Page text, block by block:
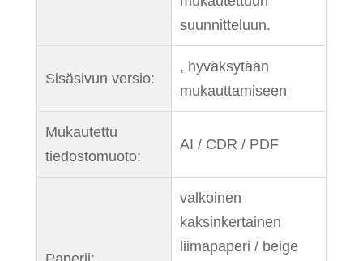
suunnitteluun.
Sisäsivun versio:
, hyväksytään
mukauttamiseen
Mukautettu
tiedostomuoto:
AI / CDR / PDF
valkoinen
kaksinkertainen
liimapaperi / beige